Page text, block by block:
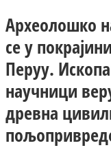
Археолошко
се у
Перуу.
научници
древна